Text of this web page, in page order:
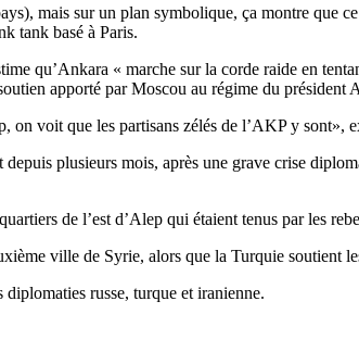
mais sur un plan symbolique, ça montre que
tank basé à Paris.
qu’Ankara « marche sur la corde raide en
apporté par Moscou au régime du président
on voit que les partisans zélés de l’AKP y sont»,
plusieurs mois, après une grave crise
de l’est d’Alep qui étaient tenus par les
ville de Syrie, alors que la Turquie soutient
russe, turque et iranienne.